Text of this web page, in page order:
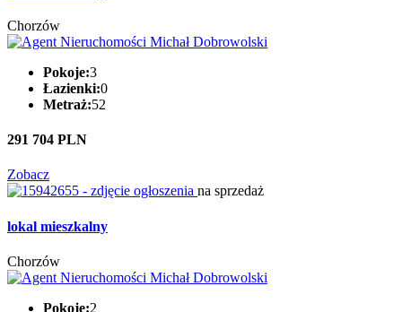
Chorzów
Pokoje:3
Łazienki:0
Metraż:52
291 704 PLN
Zobacz
na sprzedaż
lokal mieszkalny
Chorzów
Pokoje:2